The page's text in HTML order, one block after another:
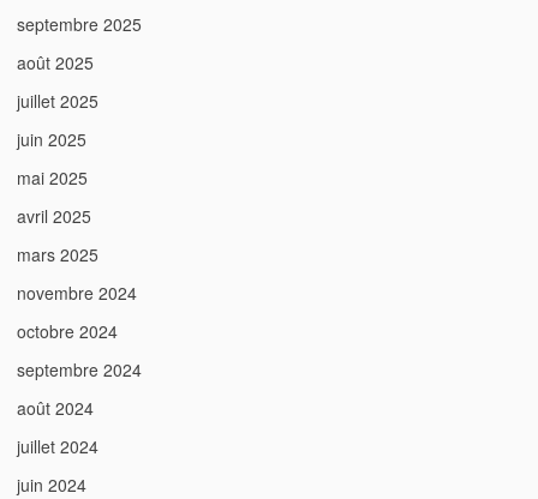
septembre 2025
août 2025
juillet 2025
juin 2025
mai 2025
avril 2025
mars 2025
novembre 2024
octobre 2024
septembre 2024
août 2024
juillet 2024
juin 2024